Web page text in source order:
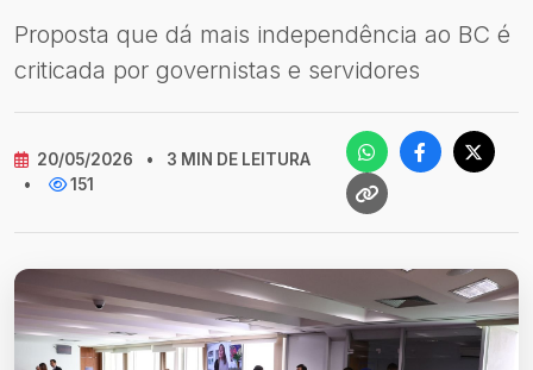
Proposta que dá mais independência ao BC é
criticada por governistas e servidores
20/05/2026 •
3 MIN DE LEITURA
•
151